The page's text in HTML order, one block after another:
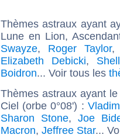
Thèmes astraux ayant
Lune en Lion,
Swayze, Roger Taylor
Elizabeth Debicki,
Boidron... Voir tous les
Thèmes astraux ayant
Ciel (orbe 0°08') :
Sharon Stone, Joe
Macron, Jeffree Star...